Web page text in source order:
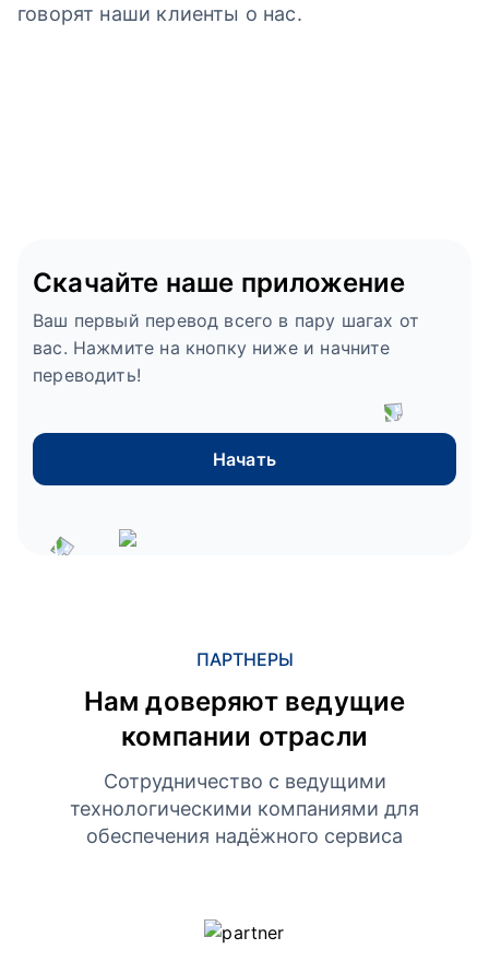
говорят наши клиенты о нас.
Скачайте наше приложение
Ваш первый перевод всего в пару шагах от
вас. Нажмите на кнопку ниже и начните
переводить!
Начать
ПАРТНЕРЫ
Нам доверяют ведущие
компании отрасли
Сотрудничество с ведущими
технологическими компаниями для
обеспечения надёжного сервиса